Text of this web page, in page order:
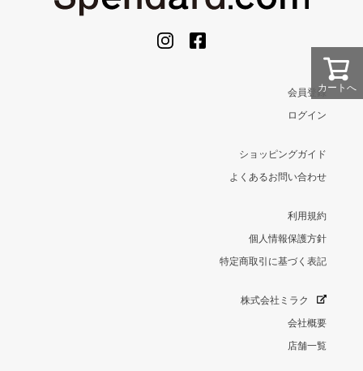
カートへ
会員登録
ログイン
ショッピングガイド
よくあるお問い合わせ
利用規約
個人情報保護方針
特定商取引に基づく表記
株式会社ミラク
会社概要
店舗一覧